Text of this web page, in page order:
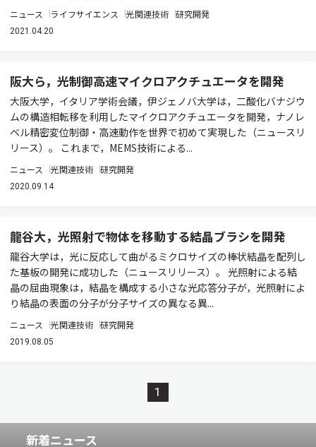
ニュース ライフサイエンス 光関連技術 研究開発
2021.04.20
阪大ら，光制御高速マイクロアクチュエータを開発
大阪大学，イタリア学術会議，伊ジェノバ大学は，二酸化バナジウ
ムの構造相転移を利用したマイクロアクチュエータを開発，ナノレ
ベル精密変位制御・高速動作を世界で初めて実現した（ニュースリ
リース）。 これまで，MEMS技術による...
ニュース 光関連技術 研究開発
2020.09.14
龍谷大，光照射で物体を移動する結晶ブラシを開発
龍谷大学は，光に反応して曲がるミクロサイズの棒状結晶を配列し
た基板の開発に成功した（ニュースリリース）。 光照射による結
晶の屈曲現象は，結晶を構成する小さな光応答分子が，光照射によ
り結晶の表面の分子が分子サイズの異なる異...
ニュース 光関連技術 研究開発
2019.08.05
1
新着ニュース